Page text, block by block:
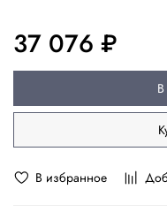
В избранное
37 076 ₽